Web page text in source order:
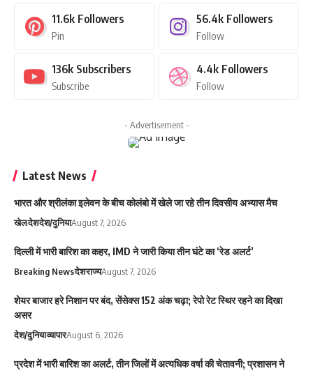
11.6k Followers
Pin
56.4k Followers
Follow
136k Subscribers
Subscribe
4.4k Followers
Follow
- Advertisement -
Latest News
भारत और श्रीलंका इलेवन के बीच कोलंबो में खेले जा रहे तीन दिवसीय अभ्यास मैच
खेलदेशदेश/दुनियाAugust 7, 2026
दिल्ली में भारी बारिश का कहर, IMD ने जारी किया तीन घंटे का ‘रेड अलर्ट’
Breaking Newsदेशराज्यAugust 7, 2026
शेयर बाजार हरे निशान पर बंद, सेंसेक्स 152 अंक चढ़ा; रेपो रेट स्थिर रहने का दिखा
असर
देश/दुनियाव्यापारAugust 6, 2026
प्रदेश में भारी बारिश का अलर्ट, तीन जिलों में अत्यधिक वर्षा की चेतावनी; प्रशासन ने